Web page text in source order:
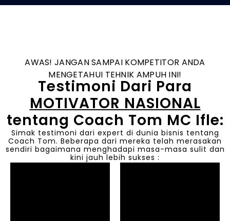
AWAS! JANGAN SAMPAI KOMPETITOR ANDA
MENGETAHUI TEHNIK AMPUH INI!
Testimoni Dari Para
MOTIVATOR NASIONAL
tentang Coach Tom MC Ifle:
Simak testimoni dari expert di dunia bisnis tentang
Coach Tom. Beberapa dari mereka telah merasakan
sendiri bagaimana menghadapi masa-masa sulit dan
kini jauh lebih sukses :